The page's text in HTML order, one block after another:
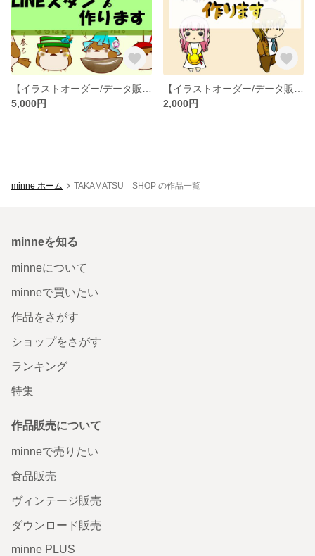
5,000円
2,000円
minne ホーム TAKAMATSU SHOP の作品一覧
minneを知る
minneについて
minneで買いたい
作品をさがす
ショップをさがす
ランキング
特集
作品販売について
minneで売りたい
食品販売
ヴィンテージ販売
ダウンロード販売
minne PLUS